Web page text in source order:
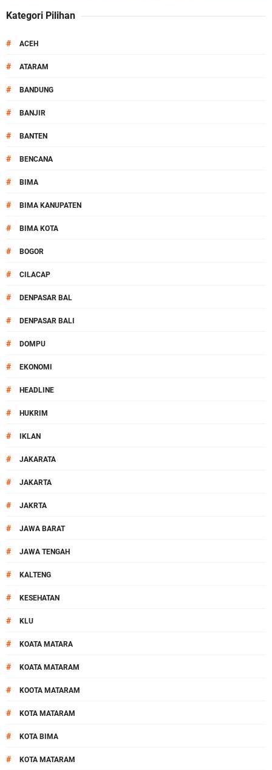
Kategori Pilihan
# ACEH
# ATARAM
# BANDUNG
# BANJIR
# BANTEN
# BENCANA
# BIMA
# BIMA KANUPATEN
# BIMA KOTA
# BOGOR
# CILACAP
# DENPASAR BAL
# DENPASAR BALI
# DOMPU
# EKONOMI
# HEADLINE
# HUKRIM
# IKLAN
# JAKARATA
# JAKARTA
# JAKRTA
# JAWA BARAT
# JAWA TENGAH
# KALTENG
# KESEHATAN
# KLU
# KOATA MATARA
# KOATA MATARAM
# KOOTA MATARAM
# KOTA MATARAM
# KOTA BIMA
# KOTA MATARAM